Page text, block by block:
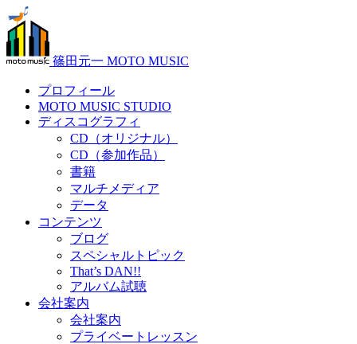
篠田元一 MOTO MUSIC
プロフィール
MOTO MUSIC STUDIO
ディスコグラフィ
CD（オリジナル）
CD（参加作品）
書籍
マルチメディア
データ
コンテンツ
ブログ
スペシャルトピック
That’s DAN!!
アルバム試聴
会社案内
会社案内
プライベートレッスン